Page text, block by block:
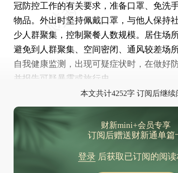
冠防控工作的有关要求，准备口罩、免洗
物品。外出时坚持佩戴口罩，与他人保持
少人群聚集，控制聚餐人数规模。居住场
避免到人群聚集、空间密闭、通风较差场
自我健康监测，出现可疑症状时，在做好
并报告可疑暴露或旅行史。
本文共计4252字 订阅后继续
财新mini+会员专享
订阅后赠送财新通单篇
登录后获取已订阅的阅读